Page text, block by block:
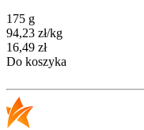
175 g
94,23 zł/kg
Cena
16,49 zł
Do koszyka